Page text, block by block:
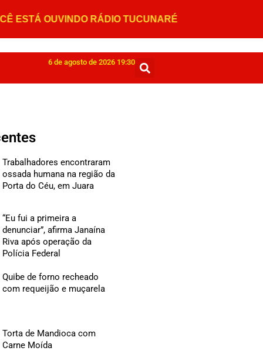
6 de agosto de 2026 19:30
Trabalhadores encontraram
ossada humana na região da
Porta do Céu, em Juara
“Eu fui a primeira a
denunciar”, afirma Janaína
Riva após operação da
Polícia Federal
Quibe de forno recheado
com requeijão e muçarela
Torta de Mandioca com
Carne Moída